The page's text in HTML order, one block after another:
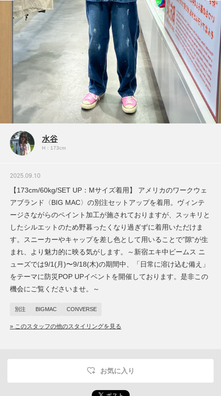
水谷
H：173cm
2025.09.10
【173cm/60kg/SET UP：Mサイズ着用】 アメリカのワークウェ
アブランド〈BIG MAC〉の別注セットアップを着用。ヴィンテ
ージさながらのペイント加工が施されておりますが、スッキリと
したシルエットのため野暮ったくなり過ぎずに着用いただけま
す。スニーカーやキャップを差し色として用いることで”隙”が生
まれ、より魅力的に映る気がします。～新宿エキ中ビームス ニ
ューズでは9/1(月)〜9/18(木)の期間中、「日常に溶け込む備え」
をテーマに防災POP UPイベントを開催しております。是非この
機会にご覧くださいませ。～
別注 BIGMAC CONVERSE
» このスタッフの他のスタイリングを見る
お気に入り